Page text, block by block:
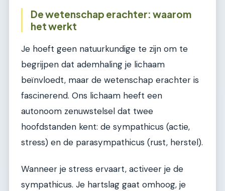
De wetenschap erachter: waarom
het werkt
Je hoeft geen natuurkundige te zijn om te
begrijpen dat ademhaling je lichaam
beïnvloedt, maar de wetenschap erachter is
fascinerend. Ons lichaam heeft een
autonoom zenuwstelsel dat twee
hoofdstanden kent: de sympathicus (actie,
stress) en de parasympathicus (rust, herstel).
Wanneer je stress ervaart, activeer je de
sympathicus. Je hartslag gaat omhoog, je